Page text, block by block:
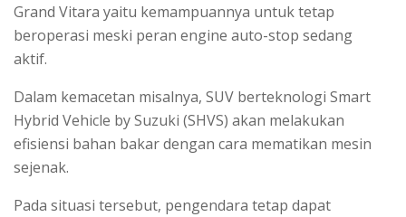
Grand Vitara yaitu kemampuannya untuk tetap
beroperasi meski peran engine auto-stop sedang
aktif.
Dalam kemacetan misalnya, SUV berteknologi Smart
Hybrid Vehicle by Suzuki (SHVS) akan melakukan
efisiensi bahan bakar dengan cara mematikan mesin
sejenak.
Pada situasi tersebut, pengendara tetap dapat